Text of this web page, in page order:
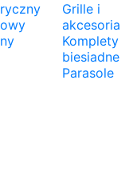
Grille i
akcesoria
Komplety
biesiadne
Parasole